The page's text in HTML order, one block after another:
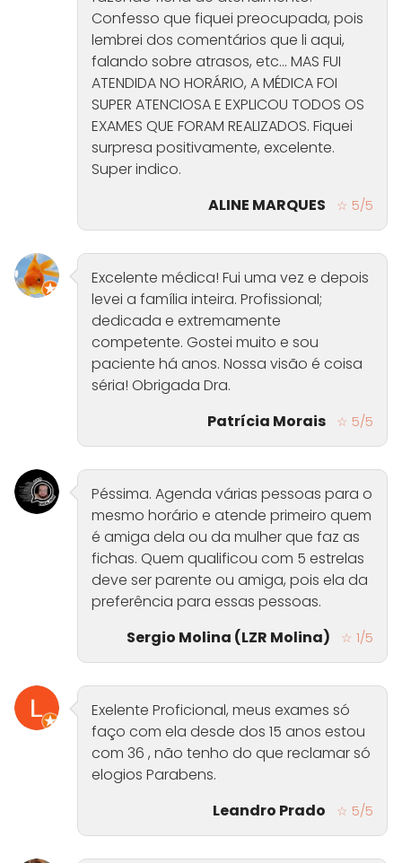
Confesso que fiquei preocupada, pois
lembrei dos comentários que li aqui,
falando sobre atrasos, etc... MAS FUI
ATENDIDA NO HORÁRIO, A MÉDICA FOI
SUPER ATENCIOSA E EXPLICOU TODOS OS
EXAMES QUE FORAM REALIZADOS. Fiquei
surpresa positivamente, excelente.
Super indico.
ALINE MARQUES
☆ 5/5
Excelente médica! Fui uma vez e depois
levei a família inteira. Profissional;
dedicada e extremamente
competente. Gostei muito e sou
paciente há anos. Nossa visão é coisa
séria! Obrigada Dra.
Patrícia Morais
☆ 5/5
Péssima. Agenda várias pessoas para o
mesmo horário e atende primeiro quem
é amiga dela ou da mulher que faz as
fichas. Quem qualificou com 5 estrelas
deve ser parente ou amiga, pois ela da
preferência para essas pessoas.
Sergio Molina (LZR Molina)
☆ 1/5
Exelente Proficional, meus exames só
faço com ela desde dos 15 anos estou
com 36 , não tenho do que reclamar só
elogios Parabens.
Leandro Prado
☆ 5/5